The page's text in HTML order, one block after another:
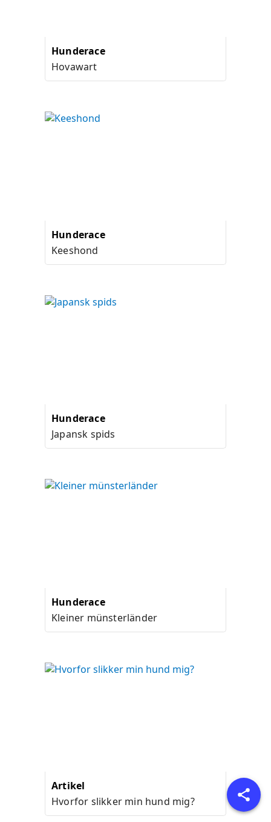
Hunderace
Hovawart
Hunderace
Keeshond
Hunderace
Japansk spids
Hunderace
Kleiner münsterländer
Artikel
Hvorfor slikker min hund mig?